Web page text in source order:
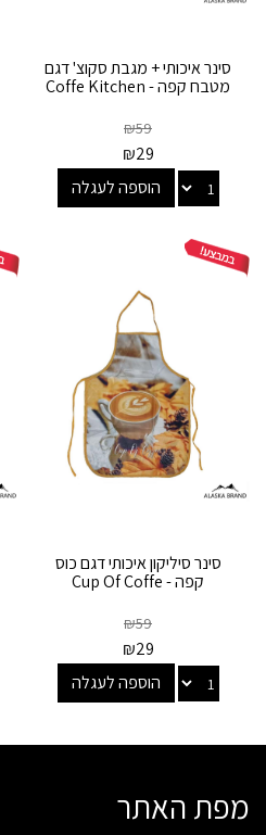
סינר איכותי + מגבת סקוצ' דגם
מטבח קפה - Coffe Kitchen
₪59
₪29
הוספה לעגלה
סינר סיליקון איכותי דגם כוס
קפה - Cup Of Coffe
₪59
₪29
הוספה לעגלה
מפת האתר